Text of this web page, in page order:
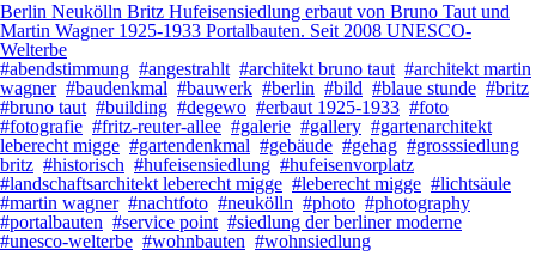
Berlin Neukölln Britz Hufeisensiedlung erbaut von Bruno Taut und
Martin Wagner 1925-1933 Portalbauten. Seit 2008 UNESCO-
Welterbe
#abendstimmung #angestrahlt #architekt bruno taut #architekt martin
wagner #baudenkmal #bauwerk #berlin #bild #blaue stunde #britz
#bruno taut #building #degewo #erbaut 1925-1933 #foto
#fotografie #fritz-reuter-allee #galerie #gallery #gartenarchitekt
leberecht migge #gartendenkmal #gebäude #gehag #grosssiedlung
britz #historisch #hufeisensiedlung #hufeisenvorplatz
#landschaftsarchitekt leberecht migge #leberecht migge #lichtsäule
#martin wagner #nachtfoto #neukölln #photo #photography
#portalbauten #service point #siedlung der berliner moderne
#unesco-welterbe #wohnbauten #wohnsiedlung